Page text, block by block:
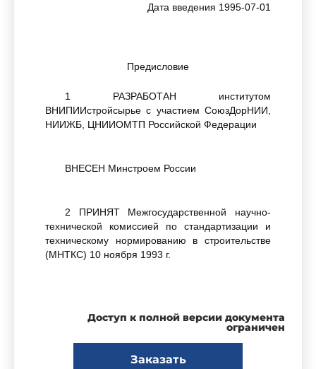
Дата введения 1995-07-01
Предисловие
1 РАЗРАБОТАН институтом
ВНИПИИстройсырье с участием СоюзДорНИИ,
НИИЖБ, ЦНИИОМТП Российской Федерации
ВНЕСЕН Минстроем России
2 ПРИНЯТ Межгосударственной научно-
технической комиссией по стандартизации и
техническому нормированию в строительстве
(МНТКС) 10 ноября 1993 г.
Доступ к полной версии документа
ограничен
Заказать